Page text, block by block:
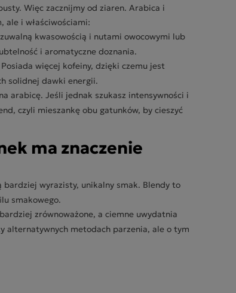
Więc zacznijmy od ziaren. Arabica i
i właściwościami:
kwasowością i nutami owocowymi lub
i aromatyczne doznania.
więcej kofeiny, dzięki czemu jest
solidnej dawki energii.
arabicę. Jeśli jednak szukasz intensywności i
czyli mieszankę obu gatunków, by cieszyć
ma znaczenie
wyrazisty, unikalny smak. Blendy to
smakowego.
zrównoważone, a ciemne uwydatnia
alternatywnych metodach parzenia, ale o tym